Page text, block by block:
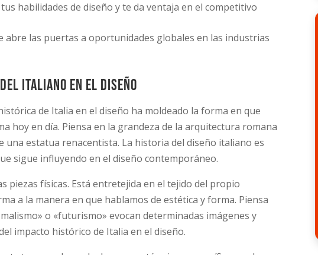
habilidades de diseño y te da ventaja en el competitivo
abre las puertas a oportunidades globales en las industrias
italiano en el diseño
de Italia en el diseño ha moldeado la forma en que
hoy en día. Piensa en la grandeza de la arquitectura romana
una estatua renacentista. La historia del diseño italiano es
sigue influyendo en el diseño contemporáneo.
piezas físicas. Está entretejida en el tejido del propio
a la manera en que hablamos de estética y forma. Piensa
o «futurismo» evocan determinadas imágenes y
impacto histórico de Italia en el diseño.